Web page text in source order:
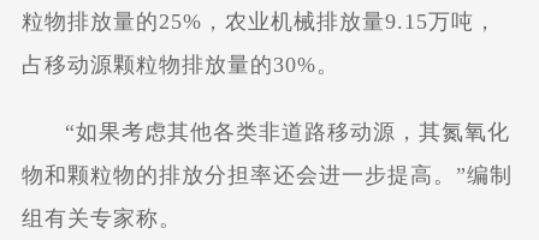
粒物排放量的25%，农业机械排放量9.15万吨，
占移动源颗粒物排放量的30%。
“如果考虑其他各类非道路移动源，其氮氧化
物和颗粒物的排放分担率还会进一步提高。”编制
组有关专家称。